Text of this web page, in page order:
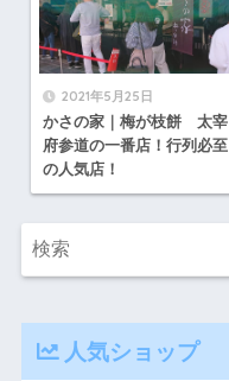
2021年5月25日
かさの家｜梅が枝餅 太宰
府参道の一番店！行列必至
の人気店！
人気ショップ